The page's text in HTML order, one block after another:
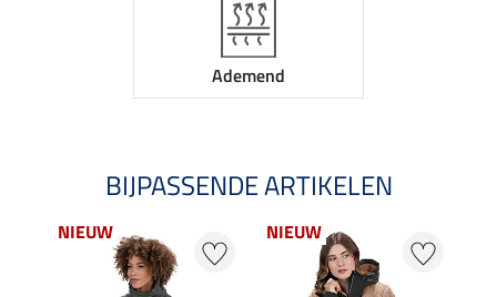
Ademend
BIJPASSENDE ARTIKELEN
NIEUW NIEUW